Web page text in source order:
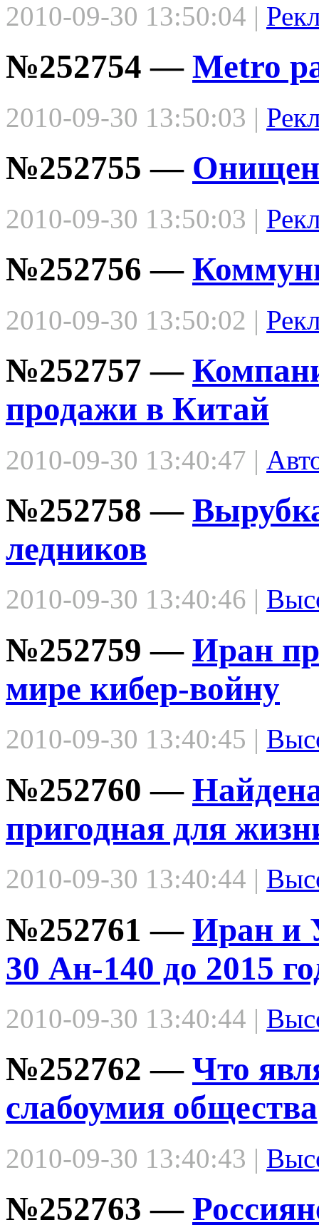
2010-09-30 13:50:04 |
№252754 — Metro
2010-09-30 13:50:03 |
№252755 —
2010-09-30 13:50:03 |
№252756 —
2010-09-30 13:50:02 |
№252757 —
продажи в Китай
2010-09-30 13:40:47 |
№252758 —
ледников
2010-09-30 13:40:46 |
№252759 — Иран
мире кибер-войну
2010-09-30 13:40:45 |
№252760 —
пригодная для
2010-09-30 13:40:44 |
№252761 — Иран и
30 Ан-140 до 2015
2010-09-30 13:40:44 |
№252762 — Что
слабоумия общества
2010-09-30 13:40:43 |
№252763 —